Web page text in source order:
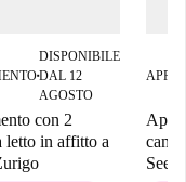
■
DISPONIBILE
DAL 12
AGOSTO
con 2
letto in affitto a